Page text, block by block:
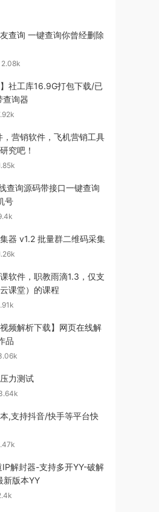
查询 一键查询你曾经删除
2.08k
】社工库16.9G打包下载/已
查询器
，营销软件，飞机营销工具
究吧！
查询源码带接口一键查询
号
器 v1.2 批量群二维码采集
软件，职教雨滴1.3，仅支
课堂）的课程
视频解析下载】网页在线解
品
力测试
,支持抖音/快手等平台快
IP解封器-支持多开YY-破解
新版本YY